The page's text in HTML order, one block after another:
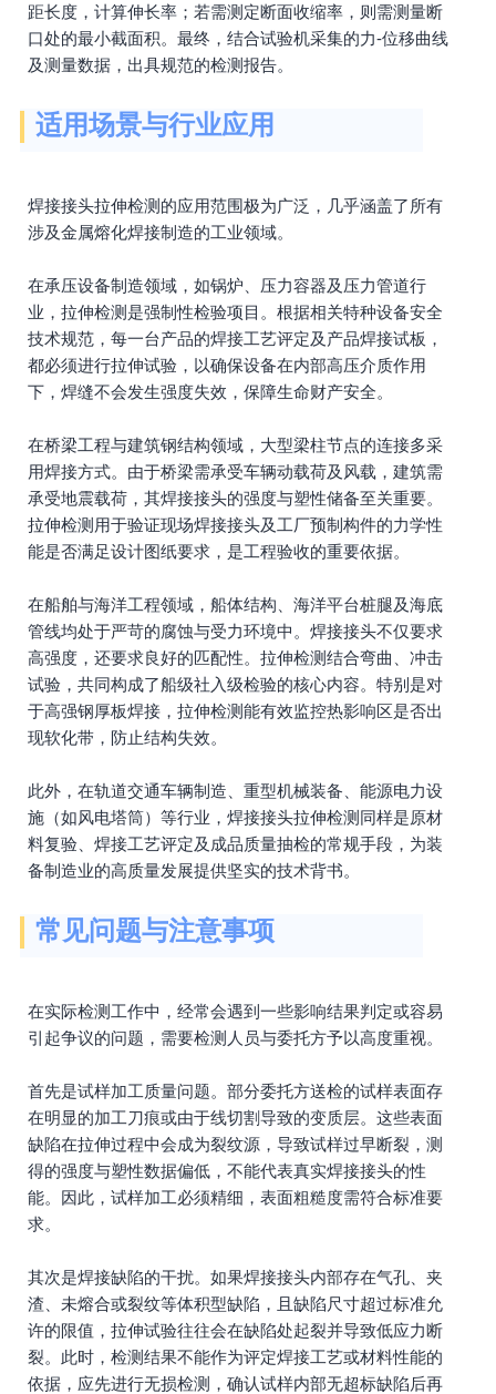
距长度，计算伸长率；若需测定断面收缩率，则需测量断
口处的最小截面积。最终，结合试验机采集的力-位移曲线
及测量数据，出具规范的检测报告。
适用场景与行业应用
焊接接头拉伸检测的应用范围极为广泛，几乎涵盖了所有
涉及金属熔化焊接制造的工业领域。
在承压设备制造领域，如锅炉、压力容器及压力管道行
业，拉伸检测是强制性检验项目。根据相关特种设备安全
技术规范，每一台产品的焊接工艺评定及产品焊接试板，
都必须进行拉伸试验，以确保设备在内部高压介质作用
下，焊缝不会发生强度失效，保障生命财产安全。
在桥梁工程与建筑钢结构领域，大型梁柱节点的连接多采
用焊接方式。由于桥梁需承受车辆动载荷及风载，建筑需
承受地震载荷，其焊接接头的强度与塑性储备至关重要。
拉伸检测用于验证现场焊接接头及工厂预制构件的力学性
能是否满足设计图纸要求，是工程验收的重要依据。
在船舶与海洋工程领域，船体结构、海洋平台桩腿及海底
管线均处于严苛的腐蚀与受力环境中。焊接接头不仅要求
高强度，还要求良好的匹配性。拉伸检测结合弯曲、冲击
试验，共同构成了船级社入级检验的核心内容。特别是对
于高强钢厚板焊接，拉伸检测能有效监控热影响区是否出
现软化带，防止结构失效。
此外，在轨道交通车辆制造、重型机械装备、能源电力设
施（如风电塔筒）等行业，焊接接头拉伸检测同样是原材
料复验、焊接工艺评定及成品质量抽检的常规手段，为装
备制造业的高质量发展提供坚实的技术背书。
常见问题与注意事项
在实际检测工作中，经常会遇到一些影响结果判定或容易
引起争议的问题，需要检测人员与委托方予以高度重视。
首先是试样加工质量问题。部分委托方送检的试样表面存
在明显的加工刀痕或由于线切割导致的变质层。这些表面
缺陷在拉伸过程中会成为裂纹源，导致试样过早断裂，测
得的强度与塑性数据偏低，不能代表真实焊接接头的性
能。因此，试样加工必须精细，表面粗糙度需符合标准要
求。
其次是焊接缺陷的干扰。如果焊接接头内部存在气孔、夹
渣、未熔合或裂纹等体积型缺陷，且缺陷尺寸超过标准允
许的限值，拉伸试验往往会在缺陷处起裂并导致低应力断
裂。此时，检测结果不能作为评定焊接工艺或材料性能的
依据，应先进行无损检测，确认试样内部无超标缺陷后再